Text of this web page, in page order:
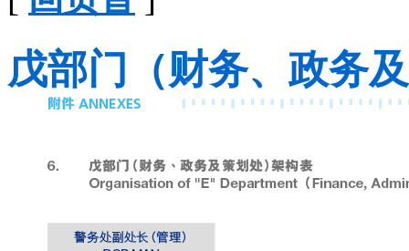
戊部门（财务、政务